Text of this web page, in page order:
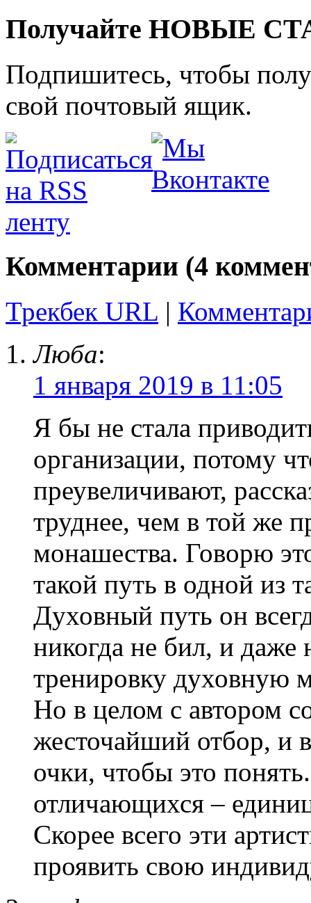
Получайте НОВЫЕ
Подпишитесь, чтобы
свой почтовый ящик.
Комментарии (4
Трекбек URL |
Люба:
1 января 2019 в 11:05
Я бы не стала
организации, потому
преувеличивают,
труднее, чем в той же
монашества. Говорю
такой путь в одной из
Духовный путь он
никогда не бил, и даже
тренировку духовную
Но в целом с автором
жесточайший отбор, и
очки, чтобы это
отличающихся –
Скорее всего эти
проявить свою